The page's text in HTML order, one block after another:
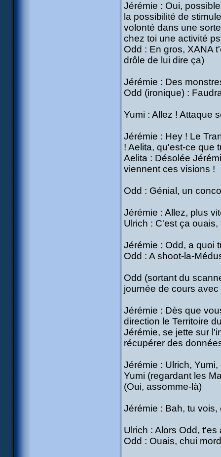
Jérémie : Oui,
la possibilité de
volonté dans une
chez toi une activité
Odd : En gros, XANA
drôle de lui dire ça)
Jérémie : Des
Odd (ironique) :
Yumi : Allez ! Attaque
Jérémie : Hey ! Le
! Aelita, qu'est-ce que
Aelita : Désolée
viennent ces visions !
Odd : Génial, un
Jérémie : Allez, plus
Ulrich : C'est ça ouais,
Jérémie : Odd, a quoi
Odd : A shoot-la-
Odd (sortant du
journée de cours avec
Jérémie : Dès que
direction le Territoire
Jérémie, se jette sur
récupérer des
Jérémie : Ulrich,
Yumi (regardant les
(Oui, assomme-là)
Jérémie : Bah, tu
Ulrich : Alors Odd,
Odd : Ouais, chui